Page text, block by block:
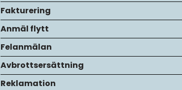
Fakturering
Anmäl flytt
Felanmälan
Avbrottsersättning
Reklamation